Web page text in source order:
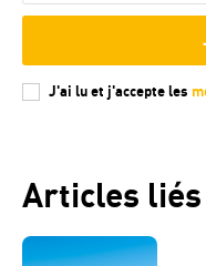
J'ai lu et j'accepte les
Articles liés